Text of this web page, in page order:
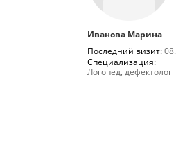
Иванова Марина
Последний визит:
Специализация:
Логопед, дефектолог